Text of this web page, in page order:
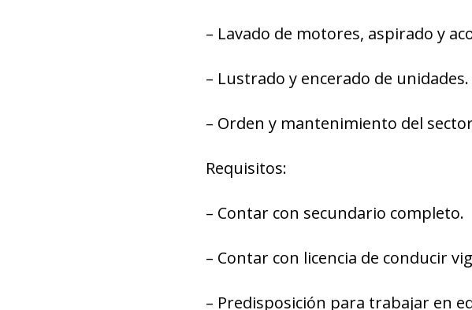
– Lavado de motores, aspirado y
– Lustrado y encerado de unidades.
– Orden y mantenimiento del
Requisitos:
– Contar con secundario completo.
– Contar con licencia de conducir
– Predisposición para trabajar en